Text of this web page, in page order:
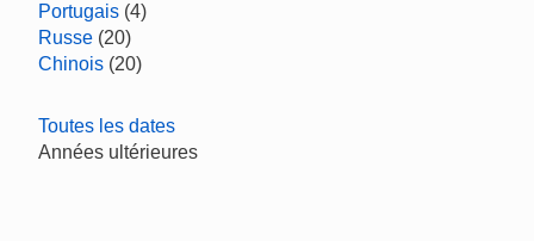
Portugais (4)
Russe (20)
Chinois (20)
Toutes les dates
Années ultérieures